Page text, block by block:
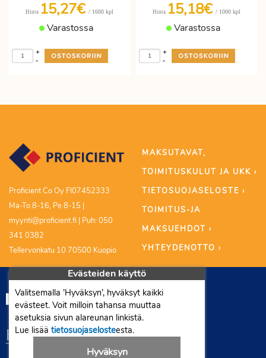
Hinta 15,27€ / 1600 kpl
Varastossa
-
+
Hinta 15,18€ / 1000 kpl
Varastossa
-
+
Proficient Co Oy FI07452333
Ma-To 8-16, Pe 8-15 |
myynti@proficient.fi | Puh: 050
341 0382
Tellervonkatu 10 70500 Kuopio
MAKSUTAVAT,
TOIMITUSKULUT JA UKK ›
TIETOSUOJASELOSTE ›
TOIMITUS-JA
MAKSUEHDOT ›
YHTEYDENOTTO ›
Evästeiden käyttö
Valitsemalla ’Hyväksyn’, hyväksyt kaikki
evästeet. Voit milloin tahansa muuttaa
asetuksia sivun alareunan linkistä.
Lue lisää tietosuojaselosteesta.
Hyväksyn